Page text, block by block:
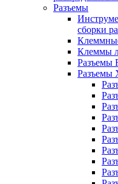
Разъемы
сборки
Клеммы
Разъемы
Разъемы